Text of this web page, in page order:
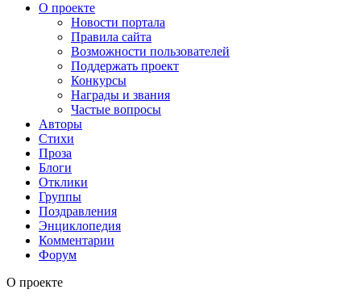
О проекте
Новости портала
Правила сайта
Возможности пользователей
Поддержать проект
Конкурсы
Награды и звания
Частые вопросы
Авторы
Стихи
Проза
Блоги
Отклики
Группы
Поздравления
Энциклопедия
Комментарии
Форум
О проекте